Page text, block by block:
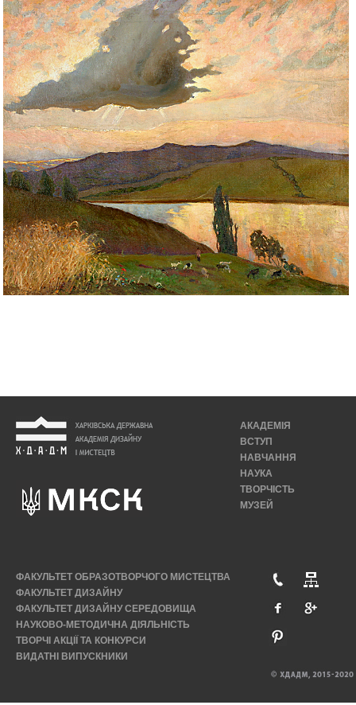
АКАДЕМІЯ
ВСТУП
НАВЧАННЯ
НАУКА
ТВОРЧІСТЬ
МУЗЕЙ
ФАКУЛЬТЕТ ОБРАЗОТВОРЧОГО МИСТЕЦТВА
ФАКУЛЬТЕТ ДИЗАЙНУ
ФАКУЛЬТЕТ ДИЗАЙНУ СЕРЕДОВИЩА
НАУКОВО-МЕТОДИЧНА ДІЯЛЬНІСТЬ
ТВОРЧІ АКЦІЇ ТА КОНКУРСИ
ВИДАТНІ ВИПУСКНИКИ